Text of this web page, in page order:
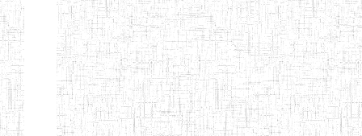
Etablissements
d'enseignement
normal